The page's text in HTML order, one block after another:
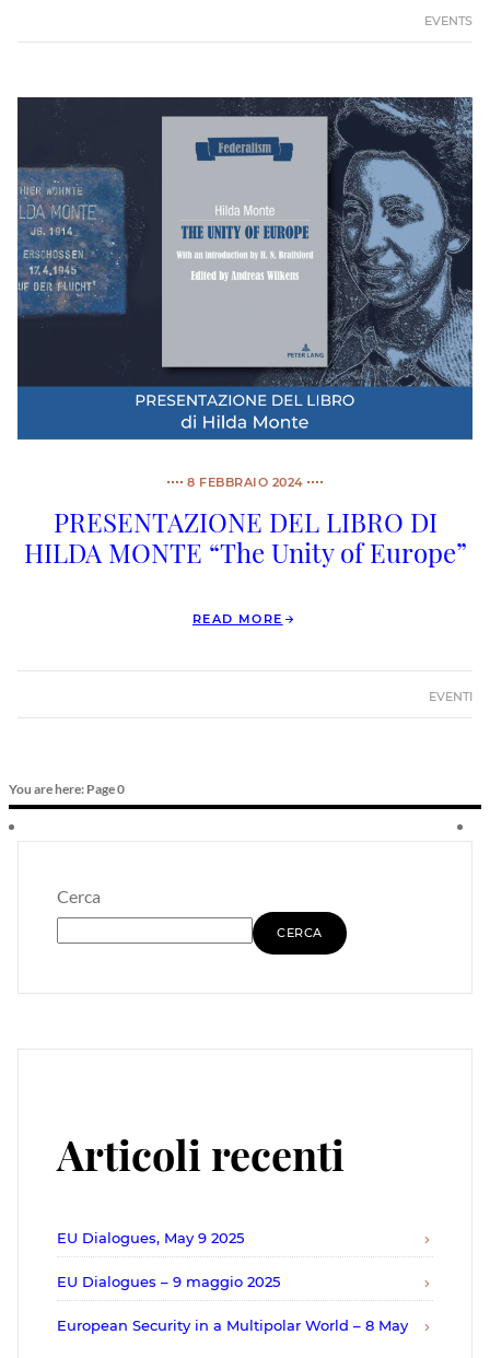
EVENTS
8 FEBBRAIO 2024
PRESENTAZIONE DEL LIBRO DI
HILDA MONTE “The Unity of Europe”
READ MORE
EVENTI
You are here: Page 0
Cerca
CERCA
Articoli recenti
EU Dialogues, May 9 2025
EU Dialogues – 9 maggio 2025
European Security in a Multipolar World – 8 May